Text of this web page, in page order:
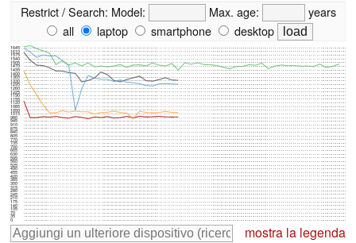
Restrict / Search: Model: Max. age:
years
all
laptop smartphone desktop
0
35
70
105
140
175
210
245
280
315
350
385
420
455
490
525
560
595
630
665
700
735
770
805
840
875
910
945
980
1015
1050
1085
1120
1155
1190
1225
1260
1295
1330
1365
1400
1435
1470
1505
1540
1575
1610
1645
mostra la legenda